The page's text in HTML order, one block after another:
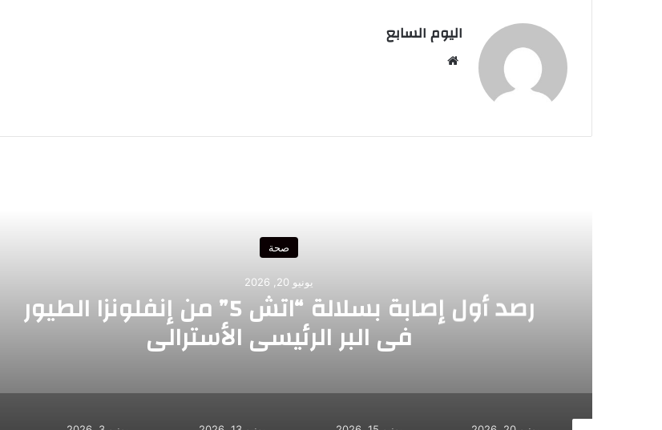
اليوم السابع
صحة
يونيو 20, 2026
رصد أول إصابة بسلالة “اتش 5” من إنفلونزا الطيور
في البر الرئيسي الأسترالي